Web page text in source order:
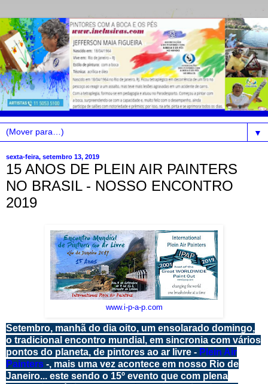
▼
sexta-feira, setembro 13, 2019
15 ANOS DE PLEIN AIR PAINTERS
NO BRASIL - NOSSO ENCONTRO
2019
www.i-p-a-p.com
Setembro, manhã do dia oito, um ensolarado domingo,
o tradicional encontro mundial, em sincronia com vários
pontos do planeta, de pintores ao ar livre - Plein Air
Painters -, mais uma vez acontece em nosso Rio de
Janeiro... este sendo o 15º evento que com plena